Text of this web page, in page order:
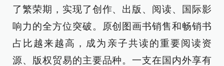
了繁荣期，实现了创作、出版、阅读、国际影
响力的全方位突破。原创图画书销售和畅销书
占比越来越高，成为亲子共读的重要阅读资
源、版权贸易的主要品种。一支在国内外享有